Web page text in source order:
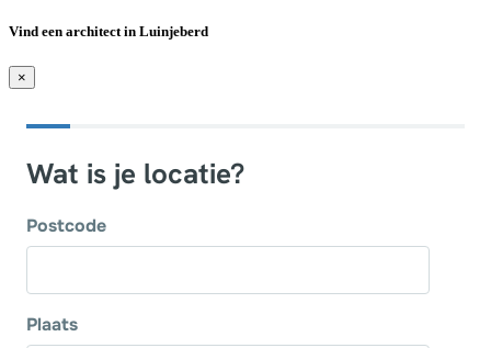
Vind een architect in Luinjeberd
×